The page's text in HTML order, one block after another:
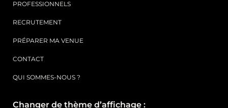
PROFESSIONNELS
RECRUTEMENT
PRÉPARER MA VENUE
CONTACT
QUI SOMMES-NOUS ?
Changer de thème d’affichage :